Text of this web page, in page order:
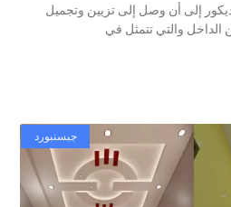
أن وصل إلى تزيين وتجميل
والتي تتمثل في
جبسنبورد